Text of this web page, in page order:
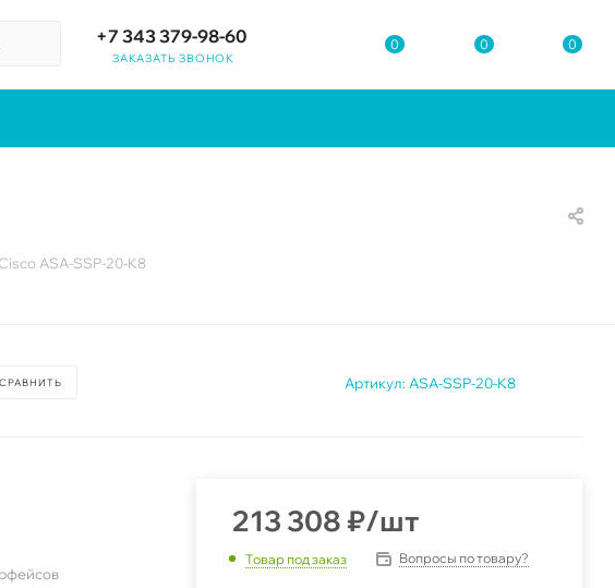
+7 343 379-98-60
ЗАКАЗАТЬ ЗВОНОК
0 0 0
ASA-SSP-20-K8
СРАВНИТЬ Артикул: ASA-SSP-20-K8
213 308 ₽/шт
Товар под заказ Вопросы по товару?